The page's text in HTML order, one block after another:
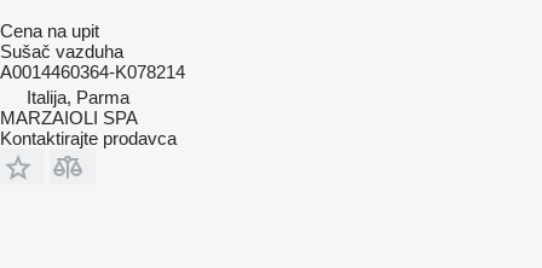
Cena na upit
Sušač vazduha
A0014460364-K078214
Italija, Parma
MARZAIOLI SPA
Kontaktirajte prodavca